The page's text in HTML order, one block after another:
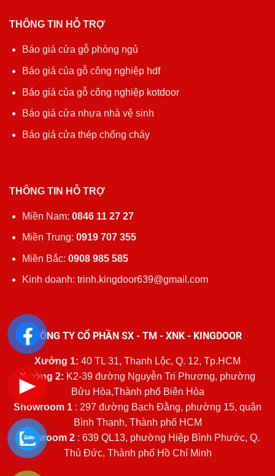
THÔNG TIN HỖ TRỢ
Báo giá cửa gỗ phòng ngủ
Báo giá của gỗ công nghiệp hdf
Báo giá của gỗ công nghiệp kotdoor
Báo giá cửa nhựa nhà vệ sinh
Báo giá cửa thép chống cháy
THÔNG TIN HỖ TRỢ
Miền Nam: 0846 11 27 27
Miền Trung: 0919 707 355
Miền Bắc: 0908 985 585
Kinh doanh: trinh.kingdoor639@gmail.com
CÔNG TY CỔ PHẦN SX - TM - XNK - KINGDOOR
Xưởng 1: 40 TL 31, Thạnh Lộc, Q. 12, Tp.HCM
Xưởng 2: K2-39 đường Nguyễn Tri Phương, phường
Bửu Hòa,Thành phố Biên Hòa
Showroom 1 : 297 đường Bạch Đằng, phường 15, quận
Bình Thạnh, Thành phố HCM
Showroom 2: 639 QL13, phường Hiệp Bình Phước, Q.
Thủ Đức, Thành phố Hồ Chí Minh